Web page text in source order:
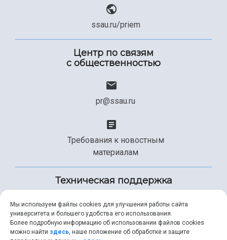
ssau.ru/priem
Центр по связям
с общественностью
pr@ssau.ru
Требования к новостным
материалам
Техническая поддержка
+7 (846) 267-49-99
Мы используем файлы cookies для улучшения работы сайта
университета и большего удобства его использования.
Более подробную информацию об использовании файлов cookies
можно найти здесь, наше положение об обработке и защите